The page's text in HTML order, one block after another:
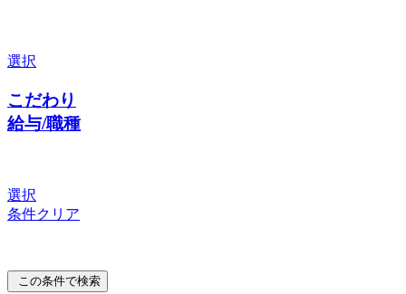
選択
こだわり
給与/職種
選択
条件クリア
この条件で検索